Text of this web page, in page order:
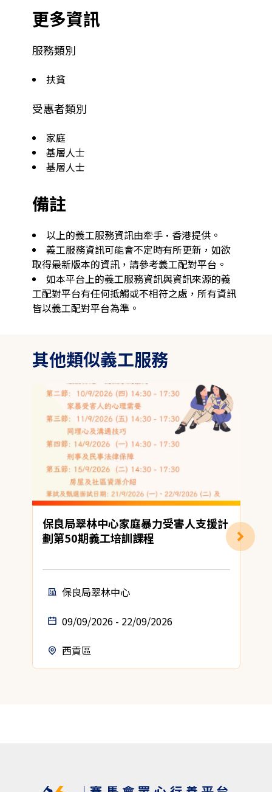
更多資訊
服務類別
扶貧
受惠者類別
家庭
基層人士
基層人士
備註
以上的義工服務資訊由牽手·香港提供。
義工服務資訊可能會不定時有所更新，如欲
取得最新版本的資訊，請參考義工配對平台。
如本平台上的義工服務資訊與資訊來源的義
工配對平台有任何抵觸或不相符之處，所有資訊
皆以義工配對平台為準。
其他類似義工服務
保良局翠林中心家庭暴力受害人支援計
劃第50期義工培訓課程
保良局翠林中心
09/09/2026 - 22/09/2026
西貢區